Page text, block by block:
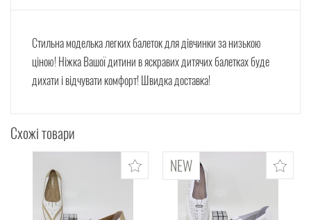
Стильна моделька легких балеток для дівчинки за низькою
ціною! Ніжка Вашої дитини в яскравих дитячих балетках буде
дихати і відчувати комфорт! Швидка доставка!
Схожі товари